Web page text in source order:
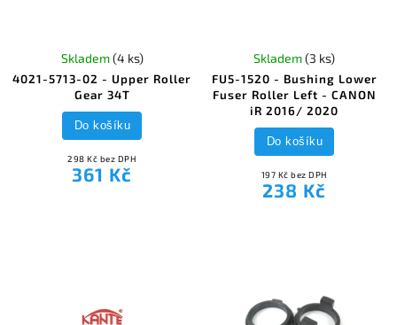
4021-5713-02 - Upper Roller
Gear 34T
Skladem(4 ks)
298 Kč bez DPH
361 Kč
Do košíku
FU5-1520 - Bushing Lower
Fuser Roller Left - CANON
iR 2016/ 2020
Skladem(3 ks)
197 Kč bez DPH
238 Kč
Do košíku